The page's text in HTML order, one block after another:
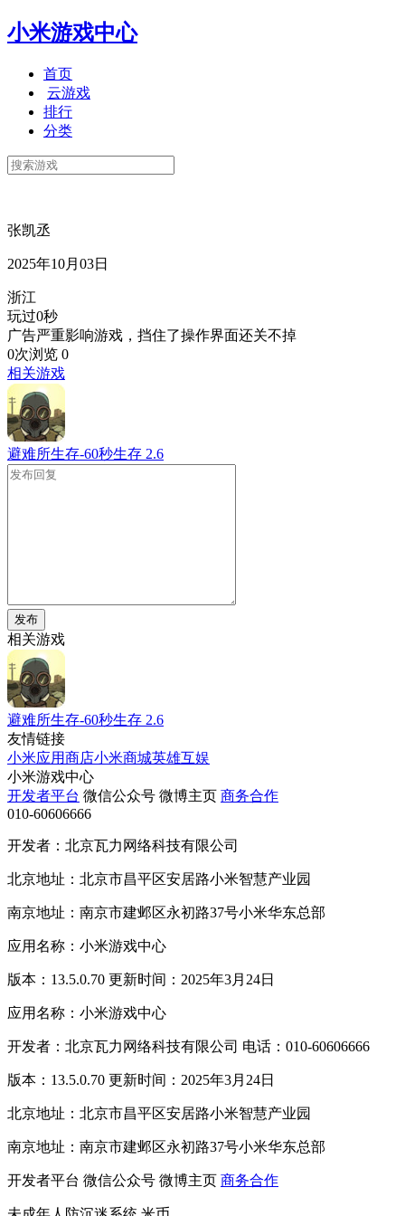
小米游戏中心
首页
云游戏
排行
分类
张凯丞
2025年10月03日
浙江
玩过0秒
广告严重影响游戏，挡住了操作界面还关不掉
0次浏览 0
相关游戏
避难所生存-60秒生存 2.6
发布
相关游戏
避难所生存-60秒生存 2.6
友情链接
小米应用商店小米商城英雄互娱
小米游戏中心
开发者平台 微信公众号 微博主页 商务合作
010-60606666
开发者：北京瓦力网络科技有限公司
北京地址：北京市昌平区安居路小米智慧产业园
南京地址：南京市建邺区永初路37号小米华东总部
应用名称：小米游戏中心
版本：13.5.0.70 更新时间：2025年3月24日
应用名称：小米游戏中心
开发者：北京瓦力网络科技有限公司 电话：010-60606666
版本：13.5.0.70 更新时间：2025年3月24日
北京地址：北京市昌平区安居路小米智慧产业园
南京地址：南京市建邺区永初路37号小米华东总部
开发者平台 微信公众号 微博主页 商务合作